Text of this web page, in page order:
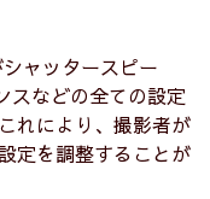
ャッタースピー
スなどの全ての設定
れにより、撮影者が
定を調整することが